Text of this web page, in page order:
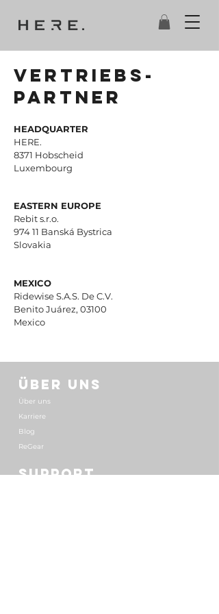
VERTRIEBS-
PARTNER
HEADQUARTER
HERE.
8371 Hobscheid
Luxembourg
EASTERN EUROPE
Rebit s.r.o.
974 11 Banská Bystrica
Slovakia
MEXICO
Ridewise S.A.S. De C.V.
Benito Juárez, 03100
Mexico
ÜBER UNS
Über uns
Karriere
Blog
ReGear
SUPPORT